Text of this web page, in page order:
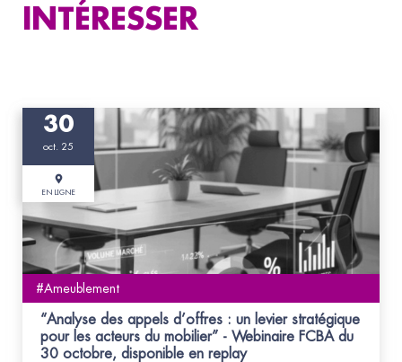
INTÉRESSER
30
oct. 25
EN LIGNE
#Ameublement
“Analyse des appels d’offres : un levier stratégique
pour les acteurs du mobilier” - Webinaire FCBA du
30 octobre, disponible en replay